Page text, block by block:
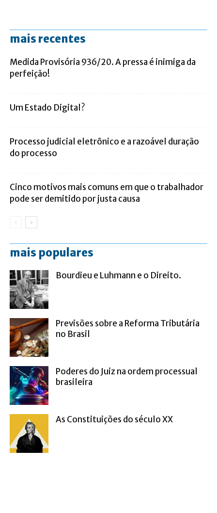
mais recentes
Medida Provisória 936/20. A pressa é inimiga da
perfeição!
Um Estado Digital?
Processo judicial eletrônico e a razoável duração
do processo
Cinco motivos mais comuns em que o trabalhador
pode ser demitido por justa causa
mais populares
Bourdieu e Luhmann e o Direito.
Previsões sobre a Reforma Tributária
no Brasil
Poderes do Juiz na ordem processual
brasileira
As Constituições do século XX